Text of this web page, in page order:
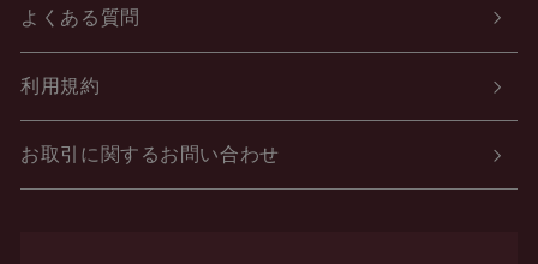
よくある質問
利用規約
お取引に関するお問い合わせ